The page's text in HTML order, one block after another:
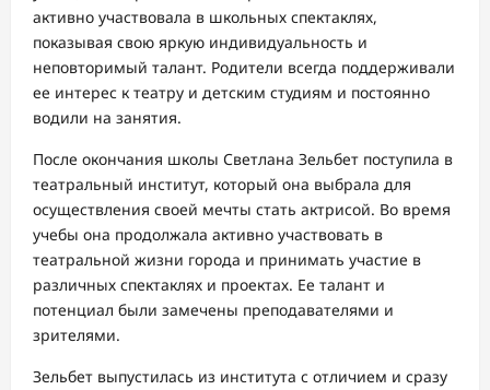
активно участвовала в школьных спектаклях,
показывая свою яркую индивидуальность и
неповторимый талант. Родители всегда поддерживали
ее интерес к театру и детским студиям и постоянно
водили на занятия.
После окончания школы Светлана Зельбет поступила в
театральный институт, который она выбрала для
осуществления своей мечты стать актрисой. Во время
учебы она продолжала активно участвовать в
театральной жизни города и принимать участие в
различных спектаклях и проектах. Ее талант и
потенциал были замечены преподавателями и
зрителями.
Зельбет выпустилась из института с отличием и сразу